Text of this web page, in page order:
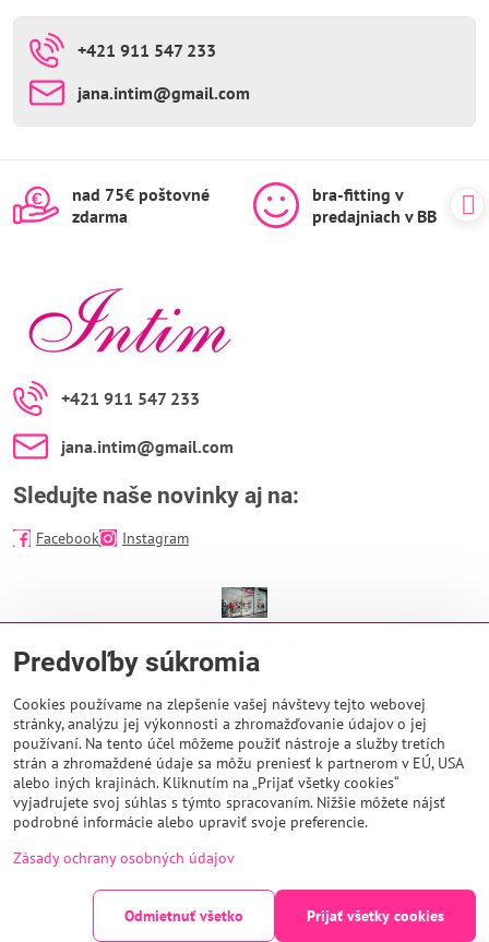
+421 911 547 233
jana​.intim​@gmail​.com
nad 75€ poštovné
zdarma
bra-fitting v
predajniach v BB
+421 911 547 233
jana​.intim​@gmail​.com
Sledujte naše novinky aj na:
Facebook Instagram
EUROPA SC
974 01 Banská Bystrica
Otváracie hodiny:
PO - NE 9:00 - 21:00
© 2026
Predvoľby súkromia
Zásady ochrany osobných údajov
Predvoľby súkromia
Cookies používame na zlepšenie vašej návštevy tejto webovej
stránky, analýzu jej výkonnosti a zhromažďovanie údajov o jej
používaní. Na tento účel môžeme použiť nástroje a služby tretích
strán a zhromaždené údaje sa môžu preniesť k partnerom v EÚ, USA
alebo iných krajinách. Kliknutím na „Prijať všetky cookies“
vyjadrujete svoj súhlas s týmto spracovaním. Nižšie môžete nájsť
podrobné informácie alebo upraviť svoje preferencie.
Zásady ochrany osobných údajov
Prijať všetky cookies
Odmietnuť všetko